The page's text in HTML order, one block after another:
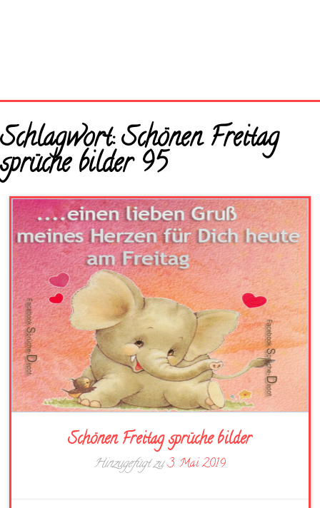
Startseite
Neue Bilder
Schlagwort:Schönen Freitag
sprüche bilder 95
Schönen Freitag sprüche bilder
Hinzugefügt zu3. Mai 2019